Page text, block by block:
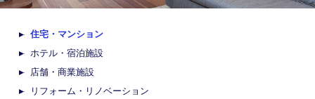
住宅・マンション
ホテル・宿泊施設
店舗・商業施設
リフォーム・リノベーション